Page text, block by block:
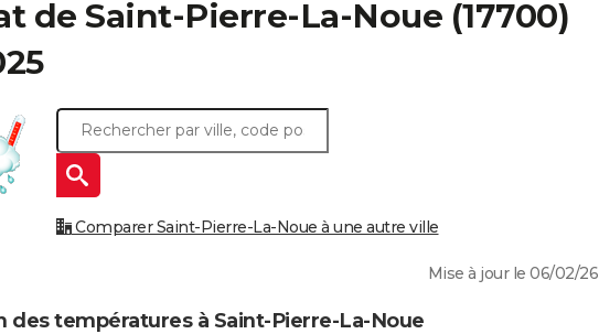
de Saint-Pierre-La-Noue (17700)
Comparer Saint-Pierre-La-Noue à une autre ville
Mise à jour le 06/02/26
des températures à Saint-Pierre-La-Noue